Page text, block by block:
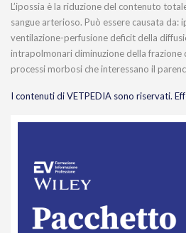
L’ipossia è la riduzione del contenuto
sangue arterioso. Può essere causata
ventilazione-perfusione deficit della
intrapolmonari diminuzione della frazione
processi morbosi che interessano il
I contenuti di VETPEDIA sono riservati.